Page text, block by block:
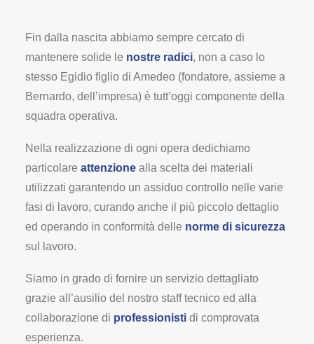
Fin dalla nascita abbiamo sempre cercato di
mantenere solide le nostre radici, non a caso lo
stesso Egidio figlio di Amedeo (fondatore, assieme a
Bernardo, dell’impresa) è tutt’oggi componente della
squadra operativa.
Nella realizzazione di ogni opera dedichiamo
particolare attenzione alla scelta dei materiali
utilizzati garantendo un assiduo controllo nelle varie
fasi di lavoro, curando anche il più piccolo dettaglio
ed operando in conformità delle norme di sicurezza
sul lavoro.
Siamo in grado di fornire un servizio dettagliato
grazie all’ausilio del nostro staff tecnico ed alla
collaborazione di professionisti di comprovata
esperienza.